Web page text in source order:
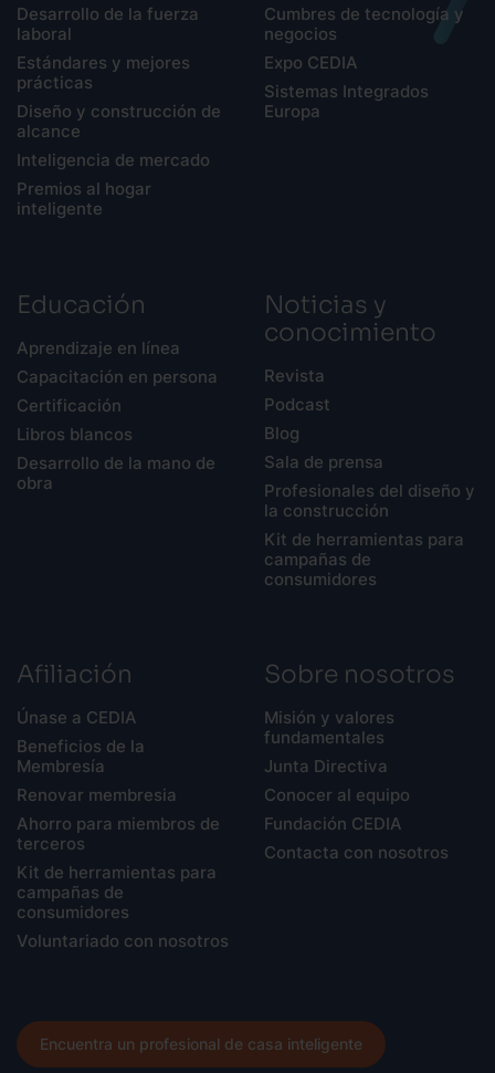
Desarrollo de la fuerza
laboral
Estándares y mejores
prácticas
Diseño y construcción de
alcance
Inteligencia de mercado
Premios al hogar
inteligente
Cumbres de tecnología y
negocios
Expo CEDIA
Sistemas Integrados
Europa
Educación
Aprendizaje en línea
Capacitación en persona
Certificación
Libros blancos
Desarrollo de la mano de
obra
Noticias y
conocimiento
Revista
Podcast
Blog
Sala de prensa
Profesionales del diseño y
la construcción
Kit de herramientas para
campañas de
consumidores
Afiliación
Únase a CEDIA
Beneficios de la
Membresía
Renovar membresia
Ahorro para miembros de
terceros
Kit de herramientas para
campañas de
consumidores
Voluntariado con nosotros
Sobre nosotros
Misión y valores
fundamentales
Junta Directiva
Conocer al equipo
Fundación CEDIA
Contacta con nosotros
Encuentra un profesional de casa inteligente